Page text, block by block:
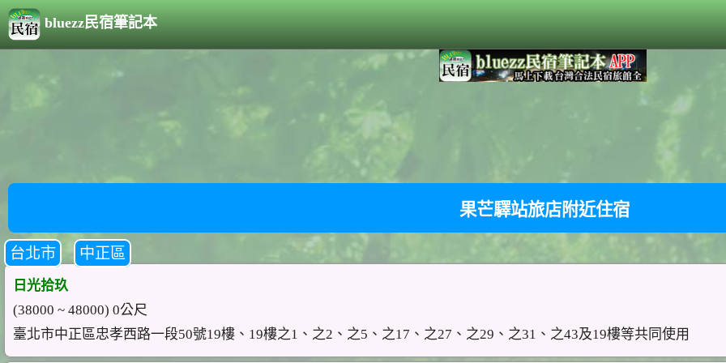
bluezz民宿筆記本
果芒驛站旅店附近住宿
台北市 中正區
日光拾玖
(38000 ~ 48000) 0公尺
臺北市中正區忠孝西路一段50號19樓、19樓之1、之2、之5、之17、之27、之29、之31、之43及19樓等共同使用